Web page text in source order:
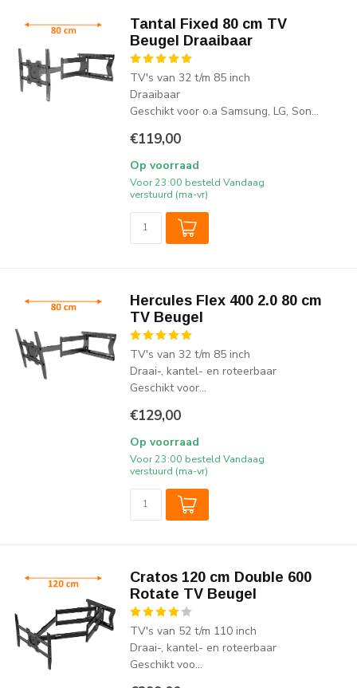
Tantal Fixed 80 cm TV
Beugel Draaibaar
TV's van 32 t/m 85 inch
Draaibaar
Geschikt voor o.a Samsung, LG, Son...
€119,00
Op voorraad
Voor 23:00 besteld Vandaag
verstuurd (ma-vr)
Hercules Flex 400 2.0 80 cm
TV Beugel
TV's van 32 t/m 85 inch
Draai-, kantel- en roteerbaar
Geschikt voor...
€129,00
Op voorraad
Voor 23:00 besteld Vandaag
verstuurd (ma-vr)
Cratos 120 cm Double 600
Rotate TV Beugel
TV's van 52 t/m 110 inch
Draai-, kantel- en roteerbaar
Geschikt voo...